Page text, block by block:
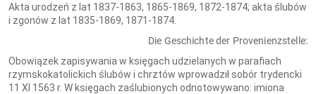
Akta urodzeń z lat 1837-1863, 1865-1869, 1872-1874; akta ślubów
i zgonów z lat 1835-1869, 1871-1874.
Die Geschichte der Provenienzstelle:
Obowiązek zapisywania w księgach udzielanych w parafiach
rzymskokatolickich ślubów i chrztów wprowadził sobór trydencki
11 XI 1563 r. W księgach zaślubionych odnotowywano: imiona